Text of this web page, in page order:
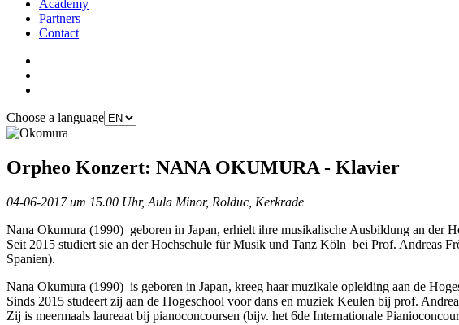
Academy
Partners
Contact
Choose a language
Orpheo Konzert: NANA OKUMURA - Klavier
04-06-2017 um 15.00 Uhr, Aula Minor, Rolduc, Kerkrade
Nana Okumura (1990) geboren in Japan, erhielt ihre musikalische Ausbildung an der
Seit 2015 studiert sie an der Hochschule für Musik und Tanz Köln bei Prof. Andreas
Spanien).
Nana Okumura (1990) is geboren in Japan, kreeg haar muzikale opleiding aan de
Sinds 2015 studeert zij aan de Hogeschool voor dans en muziek Keulen bij prof.
Zij is meermaals laureaat bij pianoconcoursen (bijv. het 6de Internationale